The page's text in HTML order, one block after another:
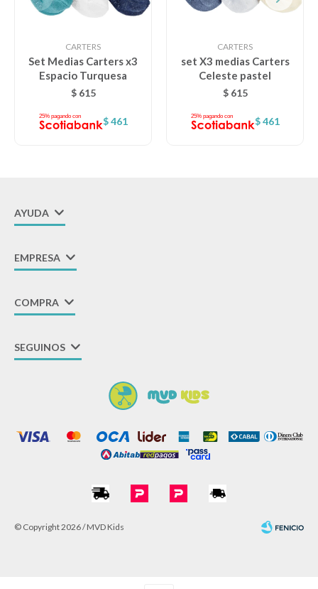
CARTERS
Set Medias Carters x3
Espacio Turquesa
$ 615
$ 461
CARTERS
set X3 medias Carters
Celeste pastel
$ 615
$ 461
AYUDA
EMPRESA
COMPRA
SEGUINOS
© Copyright 2026 / MVD Kids